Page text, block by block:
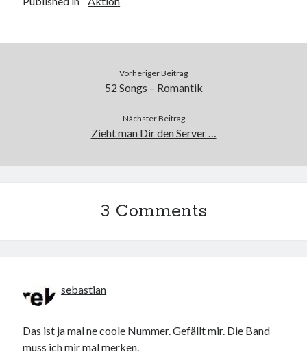
Seiten
Vorheriger Beitrag
52 Songs – Romantik
Nächster Beitrag
Zieht man Dir den Server …
3 Comments
sebastian
Das ist ja mal ne coole Nummer. Gefällt mir. Die Band
muss ich mir mal merken.